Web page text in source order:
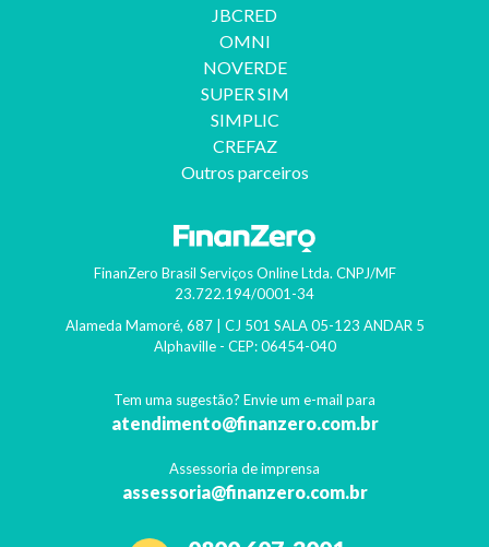
JBCRED
OMNI
NOVERDE
SUPER SIM
SIMPLIC
CREFAZ
Outros parceiros
FinanZero Brasil Serviços Online Ltda. CNPJ/MF
23.722.194/0001-34
Alameda Mamoré, 687 | CJ 501 SALA 05-123 ANDAR 5
Alphaville- CEP: 06454-040
Tem uma sugestão? Envie um e-mail para
atendimento@finanzero.com.br
Assessoria de imprensa
assessoria@finanzero.com.br